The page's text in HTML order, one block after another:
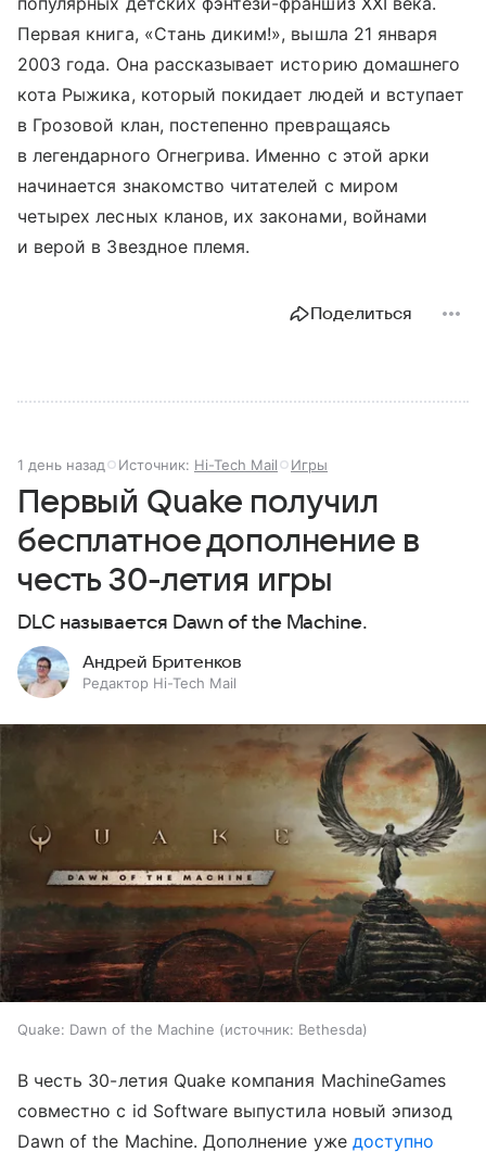
Первая книга, «Стань диким!», вышла 21 января
2003 года. Она рассказывает историю домашнего
кота Рыжика, который покидает людей и вступает
в Грозовой клан, постепенно превращаясь
в легендарного Огнегрива. Именно с этой арки
начинается знакомство читателей с миром
четырех лесных кланов, их законами, войнами
и верой в Звездное племя.
Поделиться
1 день назад Источник: Hi-Tech Mail Игры
Первый Quake получил
бесплатное дополнение в
честь 30-летия игры
DLC называется Dawn of the Machine.
Андрей Бритенков
Редактор Hi-Tech Mail
Quake: Dawn of the Machine источник: Bethesda
В честь 30-летия Quake компания MachineGames
совместно с id Software выпустила новый эпизод
Dawn of the Machine. Дополнение уже доступно